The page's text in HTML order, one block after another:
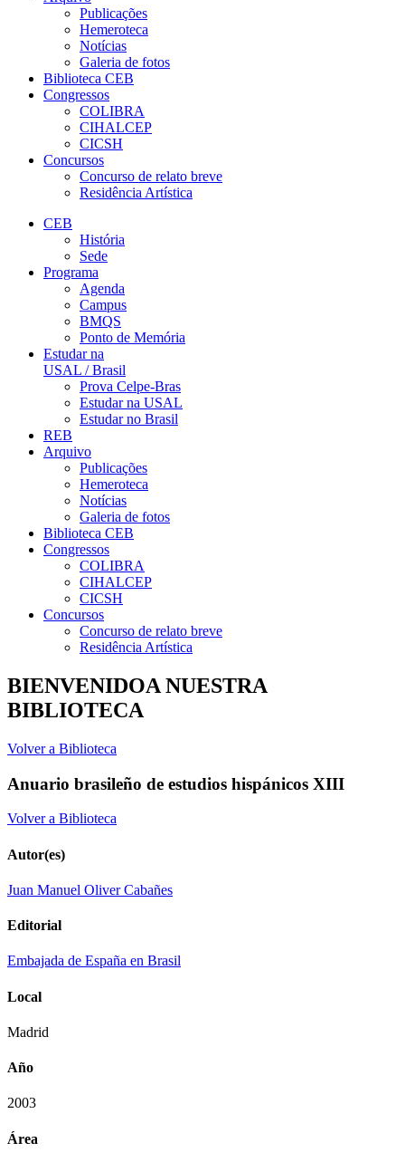
Publicações
Hemeroteca
Notícias
Galeria de fotos
Biblioteca CEB
Congressos
COLIBRA
CIHALCEP
CICSH
Concursos
Concurso de relato breve
Residência Artística
CEB
História
Sede
Programa
Agenda
Campus
BMQS
Ponto de Memória
Estudar na
USAL / Brasil
Prova Celpe-Bras
Estudar na USAL
Estudar no Brasil
REB
Arquivo
Publicações
Hemeroteca
Notícias
Galeria de fotos
Biblioteca CEB
Congressos
COLIBRA
CIHALCEP
CICSH
Concursos
Concurso de relato breve
Residência Artística
BIENVENIDOA NUESTRA
BIBLIOTECA
Volver a Biblioteca
Anuario brasileño de estudios hispánicos XIII
Volver a Biblioteca
Autor(es)
Juan Manuel Oliver Cabañes
Editorial
Embajada de España en Brasil
Local
Madrid
Año
2003
Área